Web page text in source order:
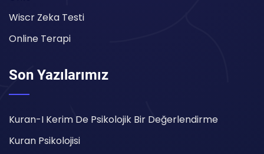
Wiscr Zeka Testi
Online Terapi
Son Yazılarımız
Kuran-I Kerim De Psikolojik Bir Değerlendirme
Kuran Psikolojisi